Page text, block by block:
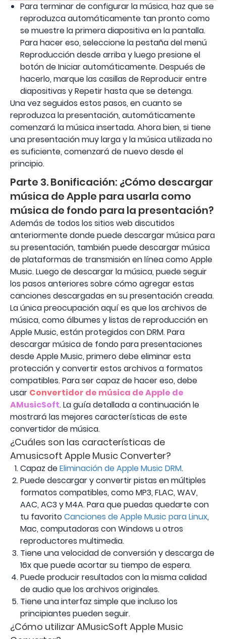
Para terminar de configurar la música, haz que se
reproduzca automáticamente tan pronto como
se muestre la primera diapositiva en la pantalla.
Para hacer eso, seleccione la pestaña del menú
Reproducción desde arriba y luego presione el
botón de Iniciar automáticamente. Después de
hacerlo, marque las casillas de Reproducir entre
diapositivas y Repetir hasta que se detenga.
Una vez seguidos estos pasos, en cuanto se
reproduzca la presentación, automáticamente
comenzará la música insertada. Ahora bien, si tiene
una presentación muy larga y la música utilizada no
es suficiente, comenzará de nuevo desde el
principio.
Parte 3. Bonificación: ¿Cómo descargar
música de Apple para usarla como
música de fondo para la presentación?
Además de todos los sitios web discutidos
anteriormente donde puede descargar música para
su presentación, también puede descargar música
de plataformas de transmisión en línea como Apple
Music. Luego de descargar la música, puede seguir
los pasos anteriores sobre cómo agregar estas
canciones descargadas en su presentación creada.
La única preocupación aquí es que los archivos de
música, como álbumes y listas de reproducción en
Apple Music, están protegidos con DRM. Para
descargar música de fondo para presentaciones
desde Apple Music, primero debe eliminar esta
protección y convertir estos archivos a formatos
compatibles. Para ser capaz de hacer eso, debe
usar Convertidor de música de Apple de
AMusicSoft. La guía detallada a continuación le
mostrará las mejores características de este
convertidor de música.
¿Cuáles son las características de
Amusicsoft Apple Music Converter?
Capaz deEliminación de Apple Music DRM.
Puede descargar y convertir pistas en múltiples
formatos compatibles, como MP3, FLAC, WAV,
AAC, AC3 y M4A. Para que puedas quedarte con
tu favoritoCanciones de Apple Music para Linux,
Mac, computadoras con Windows u otros
reproductores multimedia.
Tiene una velocidad de conversión y descarga de
16x que puede acortar su tiempo de espera.
Puede producir resultados con la misma calidad
de audio que los archivos originales.
Tiene una interfaz simple que incluso los
principiantes pueden seguir.
¿Cómo utilizar AMusicSoft Apple Music